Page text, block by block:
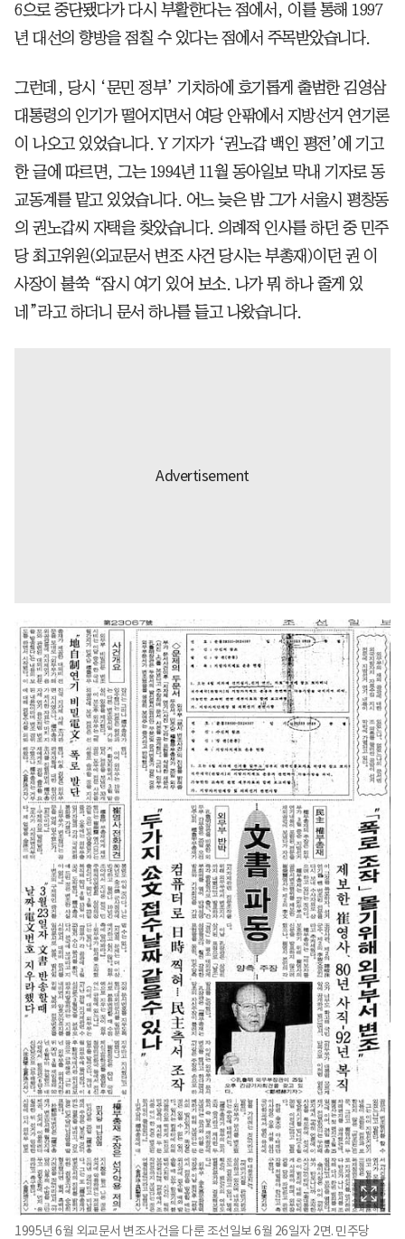
6으로 중단됐다가 다시 부활한다는 점에서, 이를 통해 1997
년 대선의 향방을 점칠 수 있다는 점에서 주목받았습니다.
그런데, 당시 ‘문민 정부’ 기치하에 호기롭게 출범한 김영삼
대통령의 인기가 떨어지면서 여당 안팎에서 지방선거 연기론
이 나오고 있었습니다. Y 기자가 ‘권노갑 백인 평전’에 기고
한 글에 따르면, 그는 1994년 11월 동아일보 막내 기자로 동
교동계를 맡고 있었습니다. 어느 늦은 밤 그가 서울시 평창동
의 권노갑씨 자택을 찾았습니다. 의례적 인사를 하던 중 민주
당 최고위원(외교문서 변조 사건 당시는 부총재)이던 권 이
사장이 불쑥 “잠시 여기 있어 보소. 나가 뭐 하나 줄게 있
네”라고 하더니 문서 하나를 들고 나왔습니다.
1995년 6월 외교문서 변조사건을 다룬 조선일보 6월 26일자 2면. 민주당